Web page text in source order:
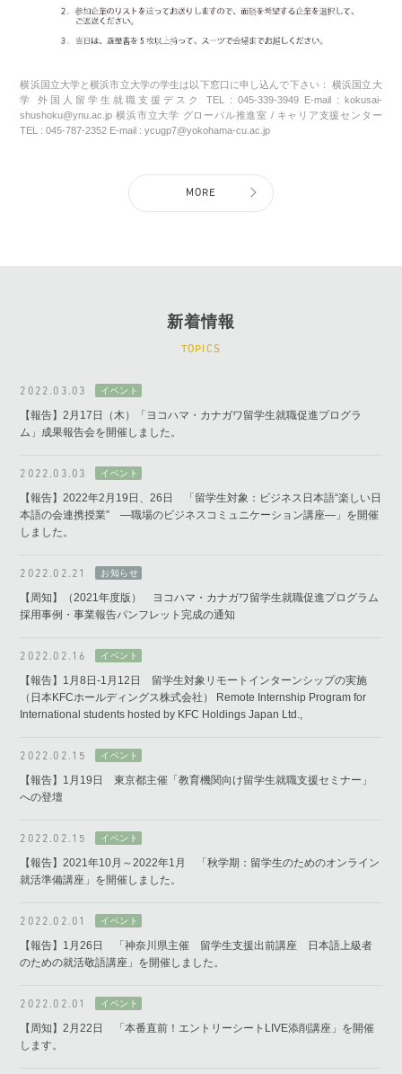
横浜国立大学と横浜市立大学の学生は以下窓口に申し込んで下さい： 横浜国立大
学 外国人留学生就職支援デスク TEL : 045-339-3949 E-mail : kokusai-
shushoku@ynu.ac.jp 横浜市立大学 グローバル推進室 / キャリア支援センター
TEL : 045-787-2352 E-mail : ycugp7@yokohama-cu.ac.jp
MORE
新着情報
TOPICS
2022.03.03
【報告】2月17日（木）「ヨコハマ・カナガワ留学生就職促進プログラ
ム」成果報告会を開催しました。
2022.03.03
【報告】2022年2月19日、26日 「留学生対象：ビジネス日本語“楽しい日
本語の会連携授業” ―職場のビジネスコミュニケーション講座―」を開催
しました。
2022.02.21
【周知】（2021年度版） ヨコハマ・カナガワ留学生就職促進プログラム
採用事例・事業報告パンフレット完成の通知
2022.02.16
【報告】1月8日-1月12日 留学生対象リモートインターンシップの実施
（日本KFCホールディングス株式会社） Remote Internship Program for
International students hosted by KFC Holdings Japan Ltd.,
2022.02.15
【報告】1月19日 東京都主催「教育機関向け留学生就職支援セミナー」
への登壇
2022.02.15
【報告】2021年10月～2022年1月 「秋学期：留学生のためのオンライン
就活準備講座」を開催しました。
2022.02.01
【報告】1月26日 「神奈川県主催 留学生支援出前講座 日本語上級者
のための就活敬語講座」を開催しました。
2022.02.01
【周知】2月22日 「本番直前！エントリーシートLIVE添削講座」を開催
します。